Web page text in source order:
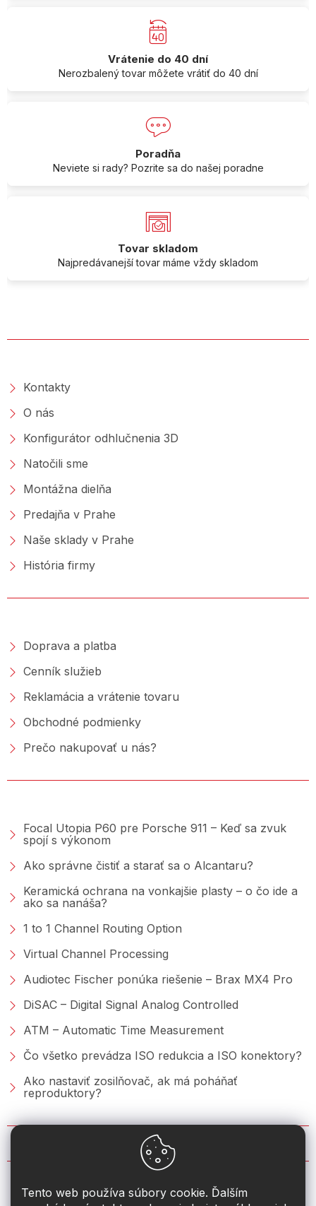
Tento web používa súbory cookie. Ďalším
Vrátenie do 40 dní
Nerozbalený tovar môžete vrátiť do 40 dní
Poradňa
Neviete si rady? Pozrite sa do našej poradne
Tovar skladom
Najpredávanejší tovar máme vždy skladom
Kontakty
O nás
Konfigurátor odhlučnenia 3D
Natočili sme
Montážna dielňa
Predajňa v Prahe
Naše sklady v Prahe
História firmy
Doprava a platba
Cenník služieb
Reklamácia a vrátenie tovaru
Obchodné podmienky
Prečo nakupovať u nás?
Focal Utopia P60 pre Porsche 911 – Keď sa zvuk
spojí s výkonom
Ako správne čistiť a starať sa o Alcantaru?
Keramická ochrana na vonkajšie plasty – o čo ide a
ako sa nanáša?
1 to 1 Channel Routing Option
Virtual Channel Processing
Audiotec Fischer ponúka riešenie – Brax MX4 Pro
DiSAC – Digital Signal Analog Controlled
ATM – Automatic Time Measurement
Čo všetko prevádza ISO redukcia a ISO konektory?
Ako nastaviť zosilňovač, ak má poháňať
reproduktory?
KONTAKT
info@2din.sk